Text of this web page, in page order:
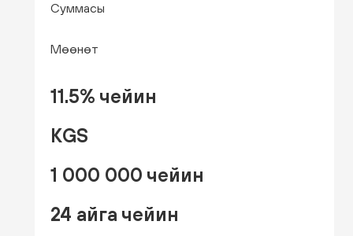
Суммасы
Мөөнөт
11.5% чейин
KGS
1 000 000 чейин
24 айга чейин